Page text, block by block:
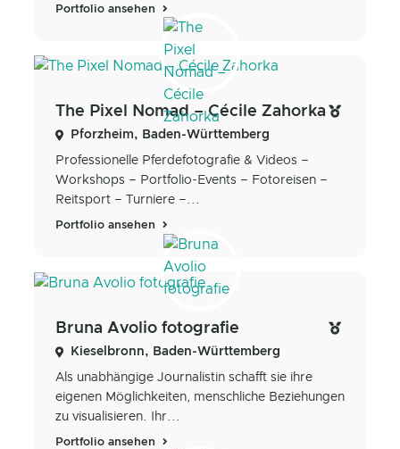
Portfolio ansehen
The Pixel Nomad – Cécile Zahorka
Pforzheim, Baden-Württemberg
Professionelle Pferdefotografie & Videos –
Workshops – Portfolio-Events – Fotoreisen –
Reitsport – Turniere –...
Portfolio ansehen
Bruna Avolio fotografie
Kieselbronn, Baden-Württemberg
Als unabhängige Journalistin schafft sie ihre
eigenen Möglichkeiten, menschliche Beziehungen
zu visualisieren. Ihr...
Portfolio ansehen